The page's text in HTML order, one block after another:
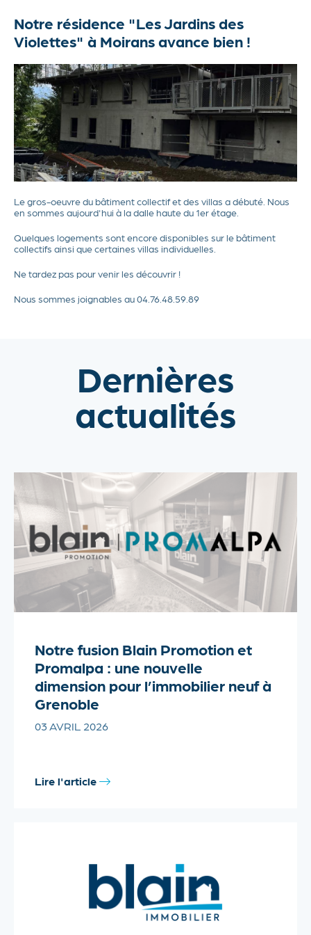
Actualités
Contact
Notre résidence "Les Jardins des
Violettes" à Moirans avance bien !
Le gros-oeuvre du bâtiment collectif et des villas a débuté. Nous
en sommes aujourd'hui à la dalle haute du 1er étage.
Quelques logements sont encore disponibles sur le bâtiment
collectifs ainsi que certaines villas individuelles.
Ne tardez pas pour venir les découvrir !
Nous sommes joignables au 04.76.48.59.89
Dernières
actualités
Notre fusion Blain Promotion et
Promalpa : une nouvelle
dimension pour l’immobilier neuf à
Grenoble
03 AVRIL 2026
Lire l'article